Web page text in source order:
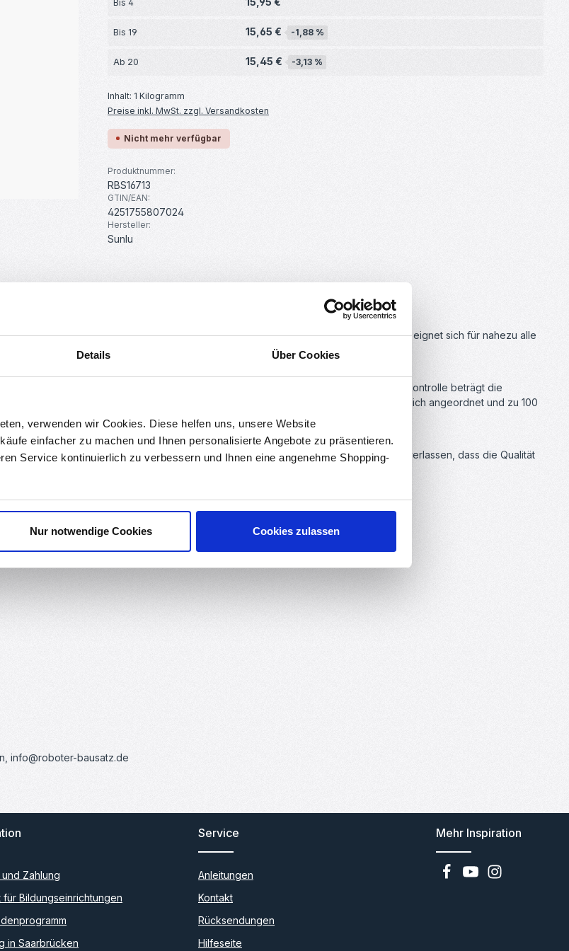
Details Über Cookies
verwenden wir Cookies. Diese helfen uns, unsere Website
einfacher zu machen und Ihnen personalisierte Angebote zu präsentieren.
Service kontinuierlich zu verbessern und Ihnen eine angenehme Shopping-
Nur notwendige Cookies Cookies zulassen
Bis 4
Bis 19 15,65 € -1,88 %
Ab 20 15,45 € -3,13 %
Inhalt: 1 Kilogramm
Preise inkl. MwSt. zzgl. Versandkosten
Nicht mehr verfügbar
Produktnummer:
RBS16713
GTIN/EAN:
4251755807024
Hersteller:
Sunlu
saubere Wicklung, hohe Genauigkeit und niedrige Schmelztemperatur aus. Es eignet sich für nahezu alle
gedruckter Spulenadapter
Schrumpfung und ausgezeichneter Schichthaftung. Dank der strengen Qualitätskontrolle beträgt die
verlassen, dass jeder Druck fehlerfrei und präzise ist. Die Filamentrollen sind ordentlich angeordnet und zu 100
und in perfektem Zustand, bis es bei Ihnen ankommt. Sie können sich darauf verlassen, dass die Qualität
info@roboter-bausatz.de
Zahlung
Bildungseinrichtungen
in Saarbrücken
Service
Anleitungen
Kontakt
Rücksendungen
Hilfeseite
Mehr Inspiration